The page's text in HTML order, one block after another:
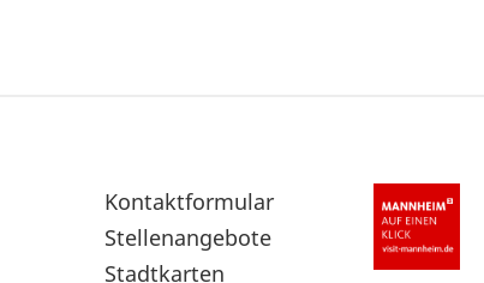
Sekundärnavigation
im
Fußbereich
Kontaktformular
Stellenangebote
Stadtkarten